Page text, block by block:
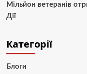
Мільйон ветеранів
Дії
Категорії
Блоги